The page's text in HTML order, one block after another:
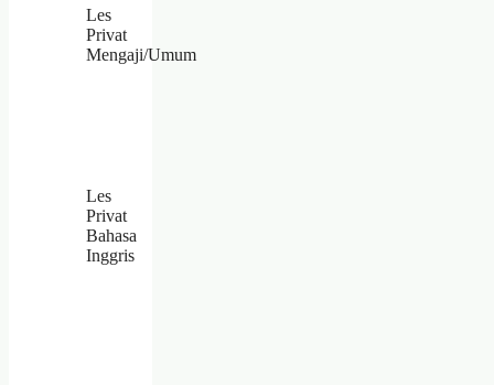
Les
Privat
Mengaji/Umum
Les
Privat
Bahasa
Inggris